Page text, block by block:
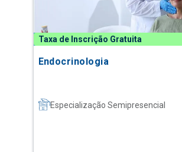
Taxa de Inscrição Gratuita
Endocrinologia
Especialização Semipresencial